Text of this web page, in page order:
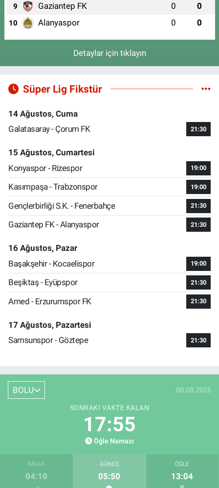
9 Gaziantep FK 0 0
10 Alanyaspor 0 0
Detaylar için tıklayın
Süper Lig Fikstür
14 Ağustos, Cuma
Galatasaray - Çorum FK
21:30
15 Ağustos, Cumartesi
Konyaspor - Rizespor
19:00
Kasımpaşa - Trabzonspor 19:00
Gençlerbirliği S.K. - Fenerbahçe 21:30
Gaziantep FK - Alanyaspor 21:30
16 Ağustos, Pazar
Başakşehir - Kocaelispor
19:00
Beşiktaş - Eyüpspor 21:30
Amed - Erzurumspor FK 21:30
17 Ağustos, Pazartesi
Samsunspor - Göztepe
21:30
BOLU 08.08.2026
SONRAKI VAKTE KALAN
17:54
Öğle Namazı
İMSAK
04:10
GÜNEŞ
05:50
ÖĞLE
13:04